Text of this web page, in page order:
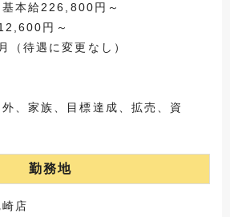
基本給226,800円～
円～
待遇に変更なし）
、家族、目標達成、拡売、資
勤務地
店